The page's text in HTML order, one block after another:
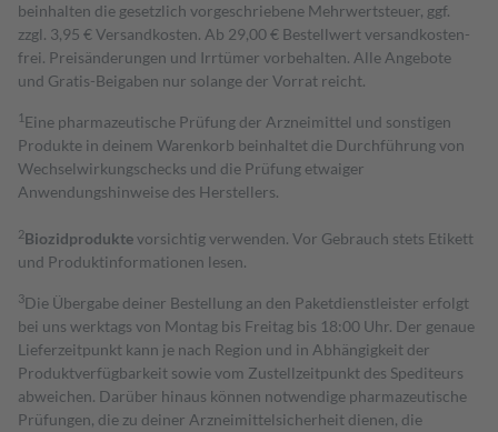
beinhalten die gesetzlich vorgeschriebene Mehrwertsteuer, ggf.
zzgl. 3,95 € Versandkosten. Ab 29,00 € Bestell­wert versand­kosten­
frei. Preisänderungen und Irrtümer vorbehalten. Alle Angebote
und Gratis-Beigaben nur solange der Vorrat reicht.
1 Eine pharmazeutische Prüfung der Arzneimittel und sonstigen
Produkte in deinem Warenkorb beinhaltet die Durchführung von
Wechselwirkungschecks und die Prüfung etwaiger
Anwendungshinweise des Herstellers.
2Biozidproduktevorsichtig verwenden. Vor Gebrauch stets Etikett
und Produktinformationen lesen.
3Die Übergabe deiner Bestellung an den Paketdienstleister erfolgt
bei uns werktags von Montag bis Freitag bis 18:00 Uhr. Der genaue
Lieferzeitpunkt kann je nach Region und in Abhängigkeit der
Produktverfügbarkeit sowie vom Zustellzeitpunkt des Spediteurs
abweichen. Darüber hinaus können notwendige pharmazeutische
Prüfungen, die zu deiner Arzneimittelsicherheit dienen, die